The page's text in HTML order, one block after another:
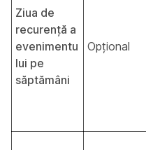
Ziua de
recurență a
evenimentu
lui pe
săptămâni
Opțional